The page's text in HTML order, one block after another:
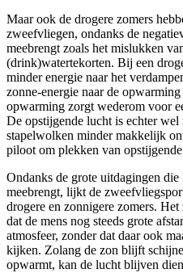
Maar ook de drogere zomers
zweefvliegen, ondanks de
meebrengt zoals het mislukken
(drink)watertekorten. Bij een
minder energie naar het
zonne-energie naar de
opwarming zorgt wederom voor
De opstijgende lucht is echter
stapelwolken minder makkelijk
piloot om plekken van
Ondanks de grote uitdagingen
meebrengt, lijkt de
drogere en zonnigere zomers.
dat de mens nog steeds grote
atmosfeer, zonder dat daar ook
kijken. Zolang de zon blijft
opwarmt, kan de lucht blijven